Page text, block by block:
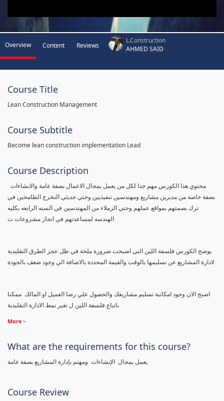
Overview Content Reviews
L.Construction
AHMED SAID
Course Title
Lean Construction Management
Course Subtitle
Become lean construction implementation Lead
Course Description
بصفة خاصة من مديرين مشاريع ومهندسين تنفيذيين وحتي حديثي التخرج الطامحين في
ترك بصمتهم بمواقع عملهم وحتي الزملاء من المهندسين في السنه الرابعه بكليه
الهندسه لمساعدتهم في انجاز مشروعات ت
يوضح الكورس فلسفة اللين التي اصبحت ضرورة ملحة في ظل عجز الطرق التقليدية
اصبح الان وجود امكانبة تسليم مشاريعك والحصول علي رضا العميل او المالك ممكنا
More
What are the requirements for this course?
Course Review